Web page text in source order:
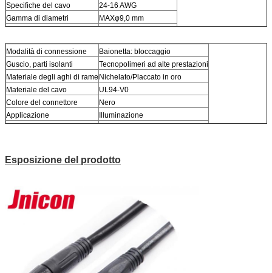
Specifiche del cavo
24-16 AWG
Gamma di diametri
MAXφ9,0 mm
Modalità di connessione
Baionetta: bloccaggio
Guscio, parti isolanti
Tecnopolimeri ad alte prestazioni
Materiale degli aghi di rame Nichelato/Placcato in oro
Materiale del cavo
UL94-V0
Colore del connettore
Nero
Applicazione
Illuminazione
Esposizione del prodotto